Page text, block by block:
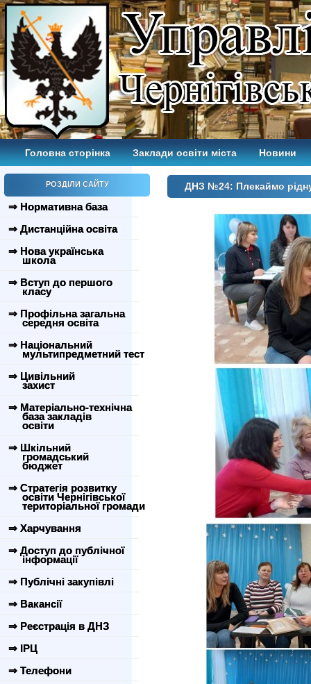
Головна сторінка Заклади освіти міста Новини
РОЗДІЛИ САЙТУ
⇒ Нормативна база
⇒ Дистанційна освіта
⇒ Нова українська
школа
⇒ Вступ до першого
класу
⇒ Профільна загальна
середня освіта
⇒ Національний
мультипредметний тест
⇒ Цивільний
захист
⇒ Матеріально-технічна
база закладів
освіти
⇒ Шкільний
громадський
бюджет
⇒ Стратегія розвитку
освіти Чернігівської
територіальної громади
⇒ Харчування
⇒ Доступ до публічної
інформації
⇒ Публічні закупівлі
⇒ Вакансії
⇒ Реєстрація в ДНЗ
⇒ ІРЦ
⇒ Телефони
ДНЗ №24: Плекаймо